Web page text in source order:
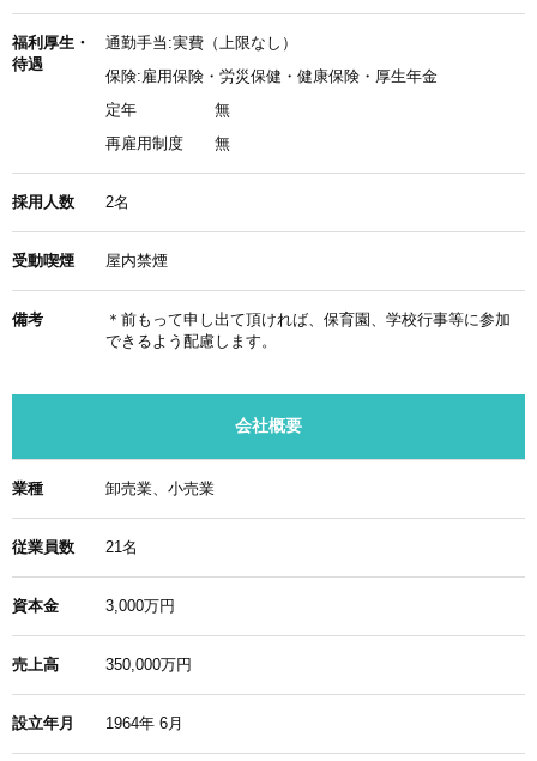
福利厚生・
待遇
通勤手当:実費（上限なし）
保険:雇用保険・労災保健・健康保険・厚生年金
定年
無
再雇用制度
無
採用人数 2名
受動喫煙 屋内禁煙
備考
＊前もって申し出て頂ければ、保育園、学校行事等に参加
できるよう配慮します。
会社概要
業種 卸売業、小売業
従業員数 21名
資本金 3,000万円
売上高 350,000万円
設立年月 1964年 6月